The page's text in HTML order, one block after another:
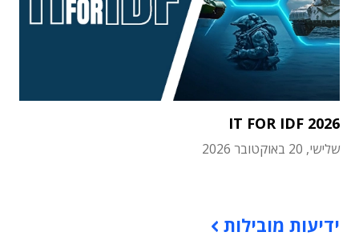
IT FOR IDF 2026
שלישי, 20 באוקטובר 2026
ידיעות מובילות